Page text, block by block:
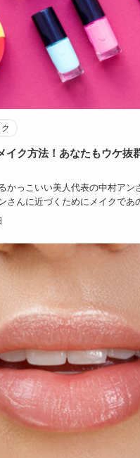
イク方法！あなたもウケ抜
かっこいい美人代表の中村アン
さんに近づくためにメイクであ
か…